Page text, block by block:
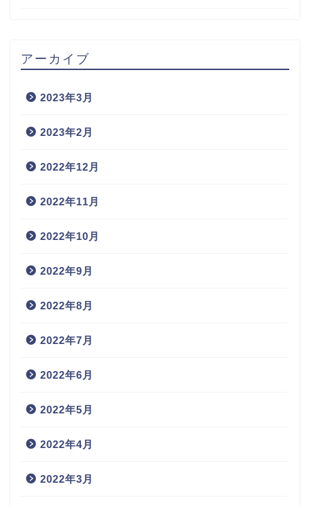
アーカイブ
2023年3月
2023年2月
2022年12月
2022年11月
2022年10月
2022年9月
2022年8月
2022年7月
2022年6月
2022年5月
2022年4月
2022年3月